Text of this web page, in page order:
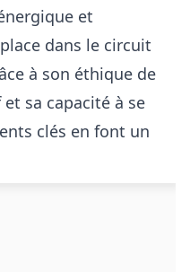
et
dans le circuit
à son éthique de
sa capacité à se
clés en font un